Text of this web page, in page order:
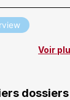
Voir
dossiers